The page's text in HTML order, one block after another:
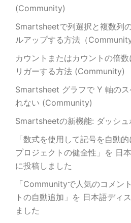
(Community)
Smartsheetで列選択と複数列
ルアップする方法（Community
カウントまたはカウントの倍
リガーする方法 (Community)
Smartsheet グラフで Y 軸のス
れない (Community)
Smartsheetの新機能: ダッシ
「数式を使用して記号を自動
プロジェクトの健全性」を 日
に投稿しました
「Communityで人気のコメン
トの自動追加」を 日本語ディ
ました